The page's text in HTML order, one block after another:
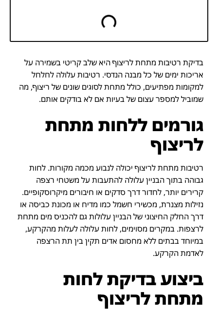
בדיקת רטיבות מתחת לריצוף היא שלב קריטי בשמירה על
אריכות ימים של כל מבנה הנדסי. רטיבות עלולה לחלחל
למקומות מפתיעים, כולל מתחת לסוגים שונים של ריצוף, מה
שמוביל למספר עצום של בעיות אם לא בודקים אותם.
גורמים ללחות מתחת
לריצוף
רטיבות מתחת לריצוף יכולה לנבוע מכמה מקורות. לחות
גבוהה בתוך הבניין עלולה להתעבות על משטחי רצפה
קרירים יותר, לחדור דרך סדקים או חיבורים מיקרוסקופיים.
נזילות מצנרת, מכשירי חשמל כמו מדיח או מכונת כביסה או
דרך החלק החיצוני של הבניין עלולות גם להכניס מים מתחת
לרצפות. במקרים מסוימים, לחות עלולה לעלות מהקרקע,
במיוחד בבתים ללא מחסום אדים תקין בין תת הרצפה
לאדמת הקרקע.
ביצוע בדיקת לחות
מתחת לריצוף